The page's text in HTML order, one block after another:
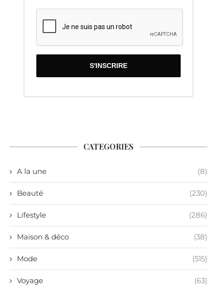
S'INSCRIRE
CATEGORIES
A la une (8)
Beauté (230)
Lifestyle (286)
Maison & déco (38)
Mode (515)
Voyage (63)